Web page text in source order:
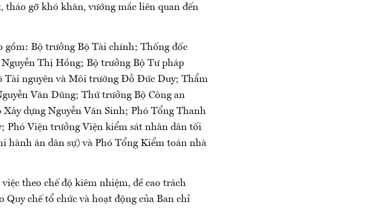
tháo gỡ khó khăn, vướng mắc liên quan đến
gồm: Bộ trưởng Bộ Tài chính; Thống đốc
Thị Hồng; Bộ trưởng Bộ Tư pháp
Tài nguyên và Môi trường Đỗ Đức Duy; Thẩm
Văn Dũng; Thứ trưởng Bộ Công an
dựng Nguyễn Văn Sinh; Phó Tổng Thanh
Phó Viện trưởng Viện kiểm sát nhân dân tối
hành án dân sự) và Phó Tổng Kiểm toán nhà
theo chế độ kiêm nhiệm, đề cao trách
chế tổ chức và hoạt động của Ban chỉ